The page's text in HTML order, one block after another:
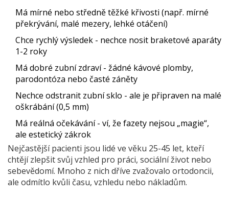
Má mírné nebo středně těžké křivosti (např. mírné
překrývání, malé mezery, lehké otáčení)
Chce rychlý výsledek - nechce nosit braketové aparáty
1-2 roky
Má dobré zubní zdraví - žádné kávové plomby,
parodontóza nebo časté záněty
Nechce odstranit zubní sklo - ale je připraven na malé
oškrábání (0,5 mm)
Má reálná očekávání - ví, že fazety nejsou „magie“,
ale estetický zákrok
Nejčastější pacienti jsou lidé ve věku 25-45 let, kteří
chtějí zlepšit svůj vzhled pro práci, sociální život nebo
sebevědomí. Mnoho z nich dříve zvažovalo ortodoncii,
ale odmítlo kvůli času, vzhledu nebo nákladům.